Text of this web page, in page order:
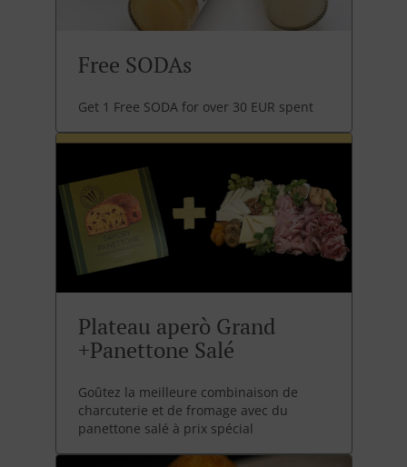
Free SODAs
Get 1 Free SODA for over 30 EUR spent
Plateau aperò Grand
+Panettone Salé
Goûtez la meilleure combinaison de
charcuterie et de fromage avec du
panettone salé à prix spécial